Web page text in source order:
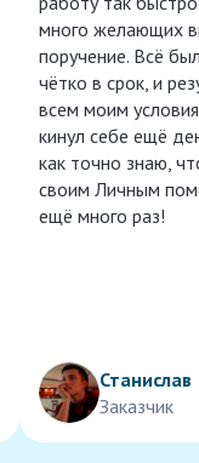
много желающих
поручение. Всё
чётко в срок, и
всем моим
кинул себе ещё
как точно знаю,
своим Личным
ещё много раз!
Станислав
Заказчик